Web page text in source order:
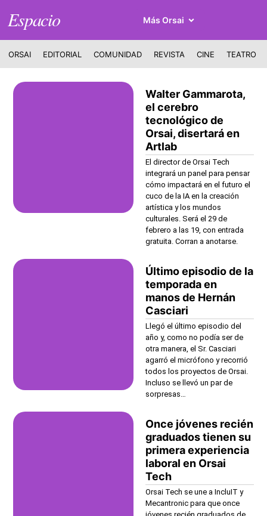
Espacio Más Orsai
ORSAI EDITORIAL COMUNIDAD REVISTA CINE TEATRO
Walter Gammarota,
el cerebro
tecnológico de
Orsai, disertará en
Artlab
El director de Orsai Tech
integrará un panel para pensar
cómo impactará en el futuro el
cuco de la IA en la creación
artística y los mundos
culturales. Será el 29 de
febrero a las 19, con entrada
gratuita. Corran a anotarse.
Último episodio de la
temporada en
manos de Hernán
Casciari
Llegó el último episodio del
año y, como no podía ser de
otra manera, el Sr. Casciari
agarró el micrófono y recorrió
todos los proyectos de Orsai.
Incluso se llevó un par de
sorpresas…
Once jóvenes recién
graduados tienen su
primera experiencia
laboral en Orsai
Tech
Orsai Tech se une a IncluIT y
Mecantronic para que once